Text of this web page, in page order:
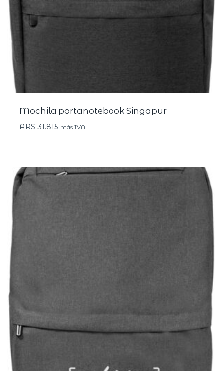
Mochila portanotebook Singapur
ARS 31.815 más IVA